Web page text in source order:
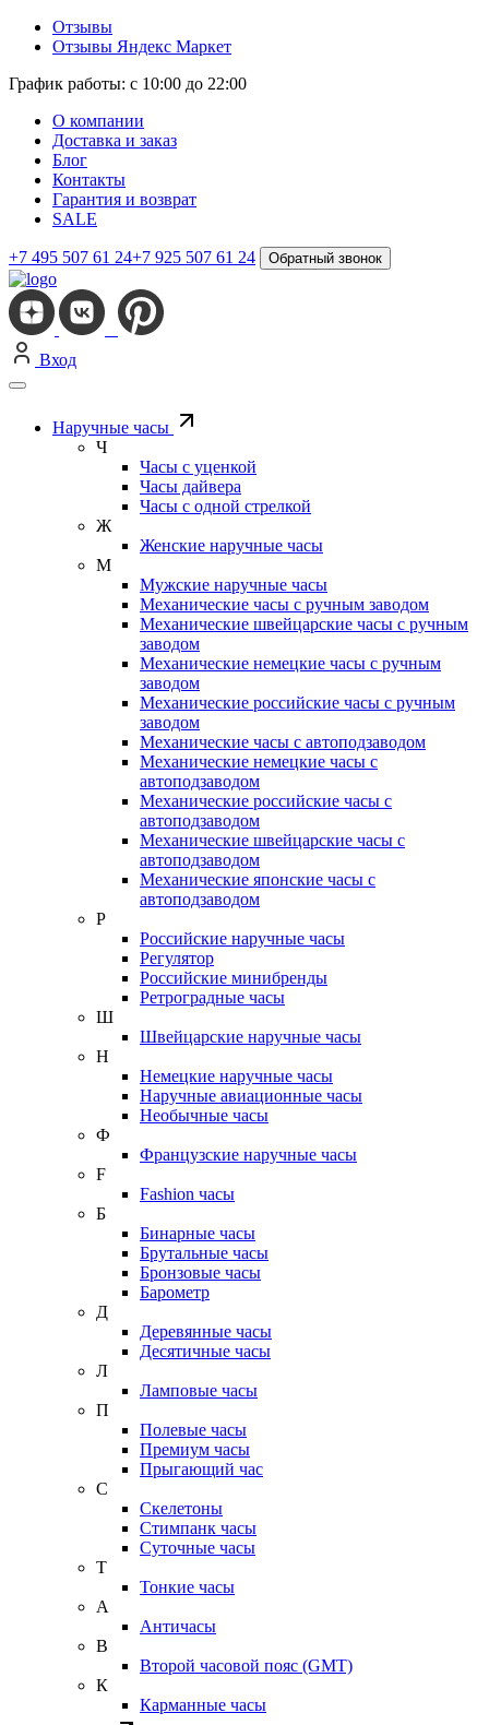
Отзывы
Отзывы Яндекс Маркет
График работы: с 10:00 до 22:00
О компании
Доставка и заказ
Блог
Контакты
Гарантия и возврат
SALE
+7 495 507 61 24+7 925 507 61 24 Обратный звонок
Вход
Наручные часы
Ч
Часы с уценкой
Часы дайвера
Часы с одной стрелкой
Ж
Женские наручные часы
М
Мужские наручные часы
Механические часы с ручным заводом
Механические швейцарские часы с ручным
заводом
Механические немецкие часы с ручным
заводом
Механические российские часы с ручным
заводом
Механические часы с автоподзаводом
Механические немецкие часы с
автоподзаводом
Механические российские часы с
автоподзаводом
Механические швейцарские часы с
автоподзаводом
Механические японские часы с
автоподзаводом
Р
Российские наручные часы
Регулятор
Российские минибренды
Ретроградные часы
Ш
Швейцарские наручные часы
Н
Немецкие наручные часы
Наручные авиационные часы
Необычные часы
Ф
Французские наручные часы
F
Fashion часы
Б
Бинарные часы
Брутальные часы
Бронзовые часы
Барометр
Д
Деревянные часы
Десятичные часы
Л
Ламповые часы
П
Полевые часы
Премиум часы
Прыгающий час
С
Скелетоны
Стимпанк часы
Суточные часы
Т
Тонкие часы
А
Античасы
В
Второй часовой пояс (GMT)
К
Карманные часы